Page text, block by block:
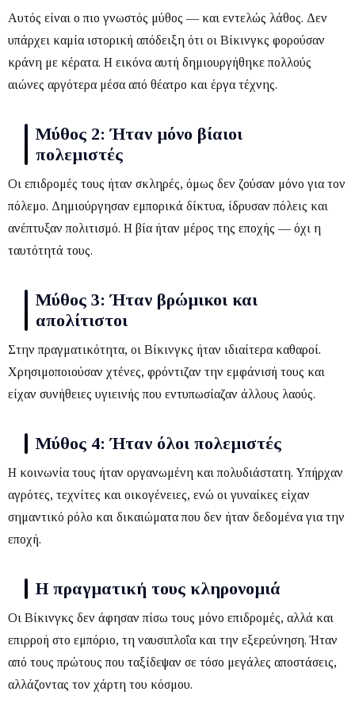
Αυτός είναι ο πιο γνωστός μύθος — και εντελώς λάθος. Δεν
υπάρχει καμία ιστορική απόδειξη ότι οι Βίκινγκς φορούσαν
κράνη με κέρατα. Η εικόνα αυτή δημιουργήθηκε πολλούς
αιώνες αργότερα μέσα από θέατρο και έργα τέχνης.
Μύθος 2: Ήταν μόνο βίαιοι
πολεμιστές
Οι επιδρομές τους ήταν σκληρές, όμως δεν ζούσαν μόνο για τον
πόλεμο. Δημιούργησαν εμπορικά δίκτυα, ίδρυσαν πόλεις και
ανέπτυξαν πολιτισμό. Η βία ήταν μέρος της εποχής — όχι η
ταυτότητά τους.
Μύθος 3: Ήταν βρώμικοι και
απολίτιστοι
Στην πραγματικότητα, οι Βίκινγκς ήταν ιδιαίτερα καθαροί.
Χρησιμοποιούσαν χτένες, φρόντιζαν την εμφάνισή τους και
είχαν συνήθειες υγιεινής που εντυπωσίαζαν άλλους λαούς.
Μύθος 4: Ήταν όλοι πολεμιστές
Η κοινωνία τους ήταν οργανωμένη και πολυδιάστατη. Υπήρχαν
αγρότες, τεχνίτες και οικογένειες, ενώ οι γυναίκες είχαν
σημαντικό ρόλο και δικαιώματα που δεν ήταν δεδομένα για την
εποχή.
Η πραγματική τους κληρονομιά
Οι Βίκινγκς δεν άφησαν πίσω τους μόνο επιδρομές, αλλά και
επιρροή στο εμπόριο, τη ναυσιπλοΐα και την εξερεύνηση.Ήταν
από τους πρώτους που ταξίδεψαν σε τόσο μεγάλες αποστάσεις,
αλλάζοντας τον χάρτη του κόσμου.